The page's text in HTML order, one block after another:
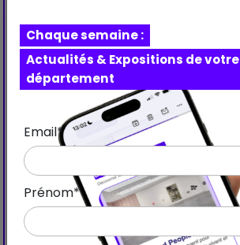
Chaque semaine :
Actualités & Expositions de votre
département
Email*
Prénom*